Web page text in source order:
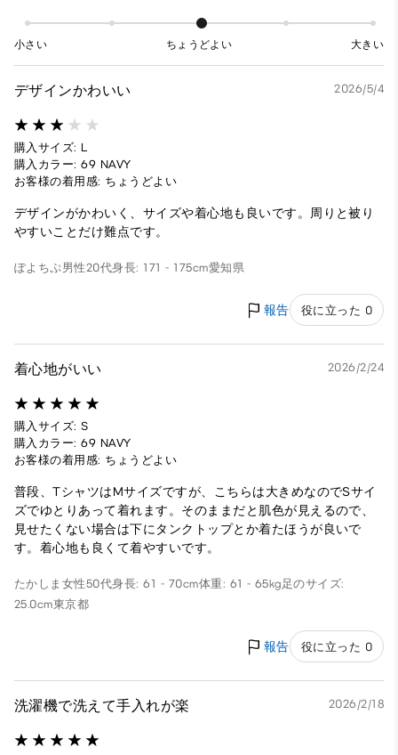
小さい ちょうどよい 大きい
デザインかわいい 2026/5/4
購入サイズ: L
購入カラー: 69 NAVY
お客様の着用感: ちょうどよい
デザインがかわいく、サイズや着心地も良いです。周りと被り
やすいことだけ難点です。
ぽよちぷ男性20代身長: 171 - 175cm愛知県
報告 役に立った 0
着心地がいい 2026/2/24
購入サイズ: S
購入カラー: 69 NAVY
お客様の着用感: ちょうどよい
普段、TシャツはMサイズですが、こちらは大きめなのでSサイ
ズでゆとりあって着れます。そのままだと肌色が見えるので、
見せたくない場合は下にタンクトップとか着たほうが良いで
す。着心地も良くて着やすいです。
たかしま 女性50代身長: 61 - 70cm体重: 61 - 65kg足のサイズ:
25.0cm東京都
報告 役に立った 0
洗濯機で洗えて手入れが楽 2026/2/18